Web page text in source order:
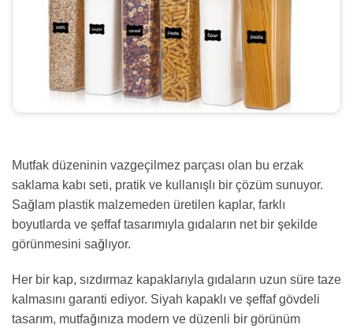
Mutfak düzeninin vazgeçilmez parçası olan bu erzak
saklama kabı seti, pratik ve kullanışlı bir çözüm sunuyor.
Sağlam plastik malzemeden üretilen kaplar, farklı
boyutlarda ve şeffaf tasarımıyla gıdaların net bir şekilde
görünmesini sağlıyor.
Her bir kap, sızdırmaz kapaklarıyla gıdaların uzun süre taze
kalmasını garanti ediyor. Siyah kapaklı ve şeffaf gövdeli
tasarım, mutfağınıza modern ve düzenli bir görünüm